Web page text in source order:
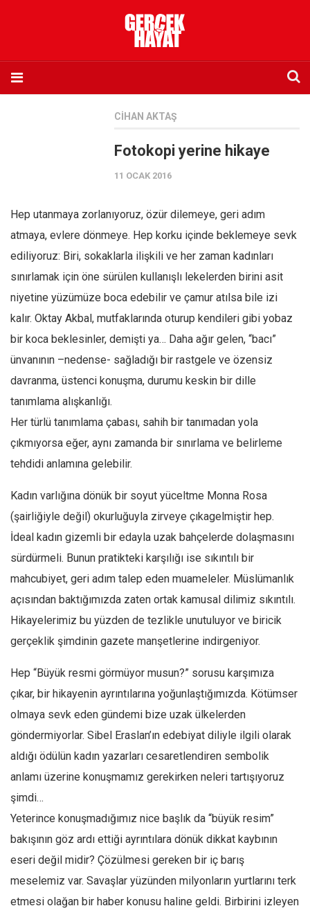
Eksik sayıların temini
Sosyal Medya
Twitter
Facebook
Instagram
YouTube
Editörden
Kemal Özer
Mahmut Toptaş
Barış Tarımcıoğlu
Yusuf Armağan
Hasanali Yıldırım
Leyla Şerif Emin
Selçuk Türkyılmaz
Mehmet Ali Tekin
Abir E. Nahas
Amina S. Jenenkovic
Bağdagül Öz
Esra Elönü
» Yazar arşivi
Bu Sayı
Tüm Sayılar
Kategoriler
Kültür Sanat
Kitap
Karisi kitap sualleri
CIHAN AKTAŞ
Fotokopi yerine hikaye
11 OCAK 2016
Hep utanmaya zorlanıyoruz, özür dilemeye, geri adım
atmaya, evlere dönmeye. Hep korku içinde beklemeye sevk
ediliyoruz: Biri, sokaklarla ilişkili ve her zaman kadınları
sınırlamak için öne sürülen kullanışlı lekelerden birini asit
niyetine yüzümüze boca edebilir ve çamur atılsa bile izi
kalır. Oktay Akbal, mutfaklarında oturup kendileri gibi yobaz
bir koca beklesinler, demişti ya… Daha ağır gelen, “bacı”
ünvanının –nedense- sağladığı bir rastgele ve özensiz
davranma, üstenci konuşma, durumu keskin bir dille
tanımlama alışkanlığı.
Her türlü tanımlama çabası, sahih bir tanımadan yola
çıkmıyorsa eğer, aynı zamanda bir sınırlama ve belirleme
tehdidi anlamına gelebilir.
Kadın varlığına dönük bir soyut yüceltme Monna Rosa
(şairliğiyle değil) okurluğuyla zirveye çıkagelmiştir hep.
İdeal kadın gizemli bir edayla uzak bahçelerde dolaşmasını
sürdürmeli. Bunun pratikteki karşılığı ise sıkıntılı bir
mahcubiyet, geri adım talep eden muameleler. Müslümanlık
açısından baktığımızda zaten ortak kamusal dilimiz sıkıntılı.
Hikayelerimiz bu yüzden de tezlikle unutuluyor ve biricik
gerçeklik şimdinin gazete manşetlerine indirgeniyor.
Hep “Büyük resmi görmüyor musun?” sorusu karşımıza
çıkar, bir hikayenin ayrıntılarına yoğunlaştığımızda. Kötümser
olmaya sevk eden gündemi bize uzak ülkelerden
göndermiyorlar. Sibel Eraslan’ın edebiyat diliyle ilgili olarak
aldığı ödülün kadın yazarları cesaretlendiren sembolik
anlamı üzerine konuşmamız gerekirken neleri tartışıyoruz
şimdi…
Yeterince konuşmadığımız nice başlık da “büyük resim”
bakışının göz ardı ettiği ayrıntılara dönük dikkat kaybının
eseri değil midir? Çözülmesi gereken bir iç barış
meselemiz var. Savaşlar yüzünden milyonların yurtlarını terk
etmesi olağan bir haber konusu haline geldi. Birbirini izleyen